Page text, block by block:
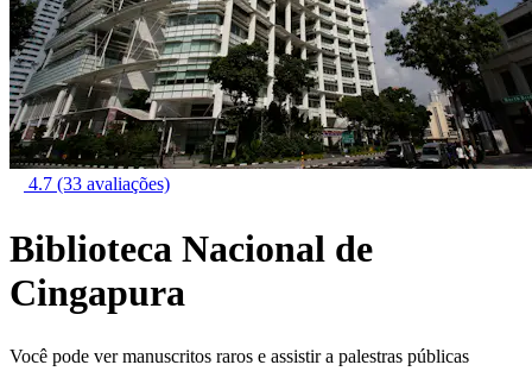
4.7 (33 avaliações)
Biblioteca Nacional de
Cingapura
Você pode ver manuscritos raros e assistir a palestras públicas